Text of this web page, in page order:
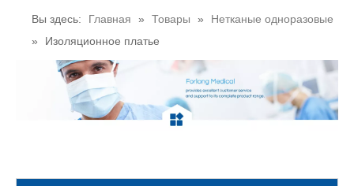
Вы здесь: Главная » Товары »
Нетканые одноразовые
»
Изоляционное платье